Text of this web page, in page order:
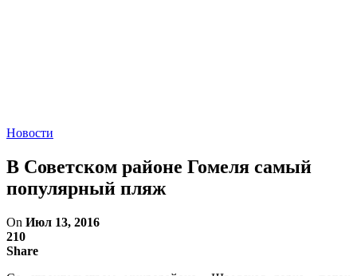
Новости
В Советском районе Гомеля самый
популярный пляж
On Июл 13, 2016
210
Share